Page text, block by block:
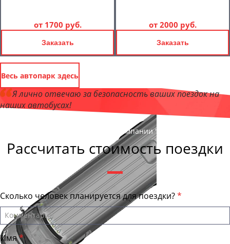
от 1700 руб.
Заказать
от 2000 руб.
Заказать
Весь автопарк здесь
Я лично отвечаю за безопасность ваших поездок на
наших автобусах!
, директор компании "КурганБас"
Рассчитать стоимость поездки
Сколько человек планируется для поездки?
Имя